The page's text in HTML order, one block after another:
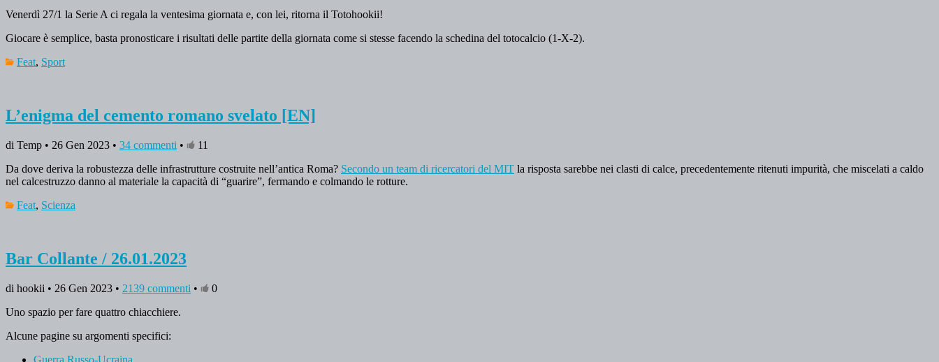
Venerdì 27/1 la Serie A ci regala la ventesima giornata e, con lei, ritorna il Totohookii!
Giocare è semplice, basta pronosticare i risultati delle partite della giornata come si stesse facendo la schedina del totocalcio (1-X-2).
Feat, Sport
L’enigma del cemento romano svelato [EN]
di Temp • 26 Gen 2023 • 34 commenti •
11
Da dove deriva la robustezza delle infrastrutture costruite nell’antica Roma? Secondo un team di ricercatori del MIT la risposta sarebbe nei clasti di calce, precedentemente ritenuti impurità, che miscelati a caldo
nel calcestruzzo danno al materiale la capacità di “guarire”, fermando e colmando le rotture.
Feat, Scienza
Bar Collante / 26.01.2023
di hookii • 26 Gen 2023 • 2139 commenti •
0
Uno spazio per fare quattro chiacchiere.
Alcune pagine su argomenti specifici:
Guerra Russo-Ucraina